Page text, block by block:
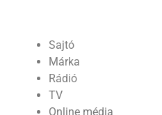
Sajtó
Márka
Rádió
TV
Online média